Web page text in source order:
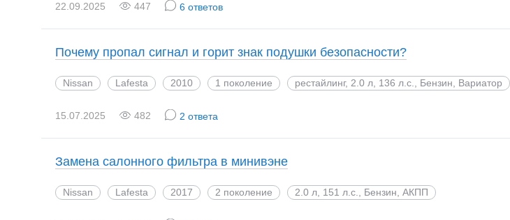
22.09.2025 447 6 ответов
Почему пропал сигнал и горит знак подушки безопасности?
Nissan Lafesta 2010 1 поколение рестайлинг, 2.0 л, 136 л.с., Бензин, Вариатор
15.07.2025 482 2 ответа
Замена салонного фильтра в минивэне
Nissan Lafesta 2017 2 поколение 2.0 л, 151 л.с., Бензин, АКПП